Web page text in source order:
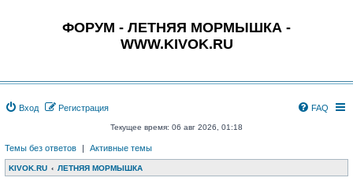
ФОРУМ - ЛЕТНЯЯ МОРМЫШКА -
WWW.KIVOK.RU
Вход Регистрация FAQ
Текущее время: 06 авг 2026, 01:18
Темы без ответов | Активные темы
KIVOK.RU ЛЕТНЯЯ МОРМЫШКА